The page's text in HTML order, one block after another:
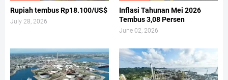
Rupiah tembus Rp18.100/US$
July 28, 2026
Inflasi Tahunan Mei 2026
Tembus 3,08 Persen
June 02, 2026